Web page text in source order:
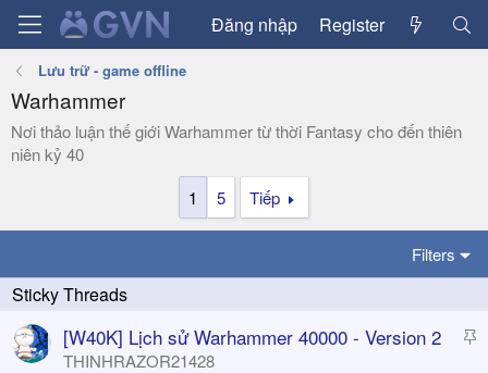
Đăng nhập Register
Lưu trữ - game offline
Warhammer
Nơi thảo luận thế giới Warhammer từ thời Fantasy cho đến thiên
niên kỷ 40
1
5 Tiếp
Filters
S
[W40K] Lịch sử Warhammer 40000 - Version 2
THINHRAZOR21428